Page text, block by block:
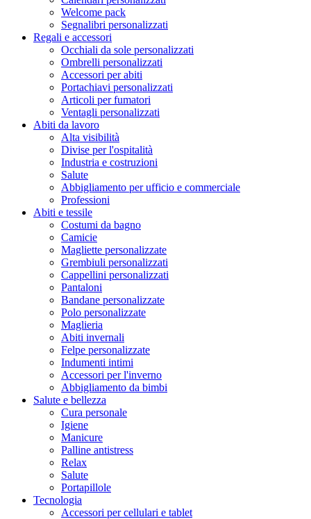
Welcome pack
Segnalibri personalizzati
Regali e accessori
Occhiali da sole personalizzati
Ombrelli personalizzati
Accessori per abiti
Portachiavi personalizzati
Articoli per fumatori
Ventagli personalizzati
Abiti da lavoro
Alta visibilità
Divise per l'ospitalità
Industria e costruzioni
Salute
Abbigliamento per ufficio e commerciale
Professioni
Abiti e tessile
Costumi da bagno
Camicie
Magliette personalizzate
Grembiuli personalizzati
Cappellini personalizzati
Pantaloni
Bandane personalizzate
Polo personalizzate
Maglieria
Abiti invernali
Felpe personalizzate
Indumenti intimi
Accessori per l'inverno
Abbigliamento da bimbi
Salute e bellezza
Cura personale
Igiene
Manicure
Palline antistress
Relax
Salute
Portapillole
Tecnologia
Accessori per cellulari e tablet